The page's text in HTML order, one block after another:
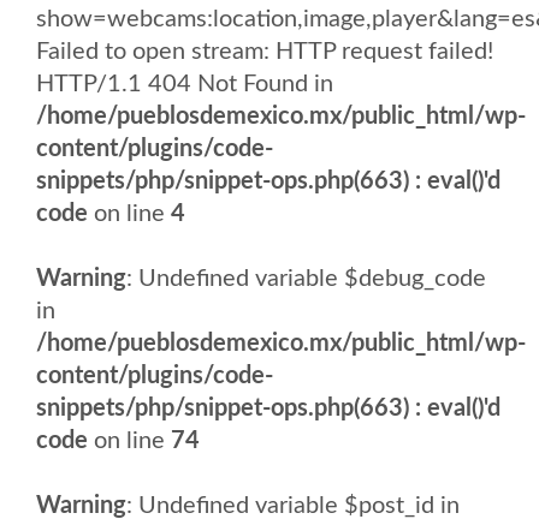
Failed to open stream: HTTP request failed!
HTTP/1.1 404 Not Found in
/home/pueblosdemexico.mx/public_html/wp-
content/plugins/code-
snippets/php/snippet-ops.php(663) : eval()'d
code on line 4
Warning: Undefined variable $debug_code
in
/home/pueblosdemexico.mx/public_html/wp-
content/plugins/code-
snippets/php/snippet-ops.php(663) : eval()'d
code on line 74
Warning: Undefined variable $post_id in